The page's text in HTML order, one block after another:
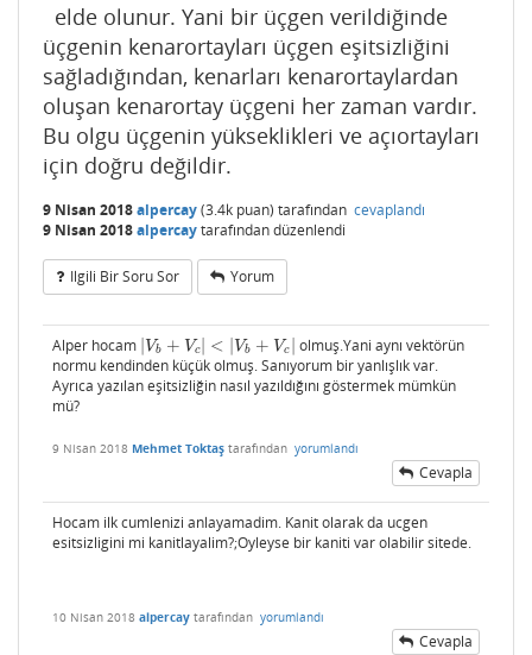
elde olunur. Yani bir üçgen verildiğinde
üçgenin kenarortayları üçgen eşitsizliğini
sağladığından, kenarları kenarortaylardan
oluşan kenarortay üçgeni her zaman vardır.
Bu olgu üçgenin yükseklikleri ve açıortayları
için doğru değildir.
9 Nisan 2018alpercay(3.4k puan) tarafından cevaplandı
9 Nisan 2018alpercaytarafındandüzenlendi
Ilgili Bir Soru Sor Yorum
Alper hocam Vb + Vc < Vb + Vc
|Vb +V c|< |Vb +Vc |
olmuş.Yani aynı vektörün
normu kendinden küçük olmuş. Sanıyorum bir yanlışlık var.
Ayrıca yazılan eşitsizliğin nasıl yazıldığını göstermek mümkün
mü?
9 Nisan 2018 Mehmet Toktaş tarafından yorumlandı
Cevapla
Hocam ilk cumlenizi anlayamadim. Kanit olarak da ucgen
esitsizligini mi kanitlayalim?;Oyleyse bir kaniti var olabilir sitede.
10 Nisan 2018 alpercay tarafından yorumlandı
Cevapla